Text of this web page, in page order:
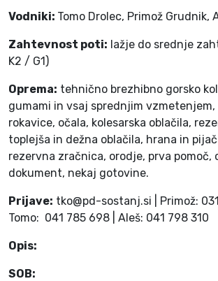
Vodniki: Tomo Drolec, Primož Grudnik,
Zahtevnost poti: lažje do srednje
K2 / G1)
Oprema: tehnično brezhibno gorsko
gumami in vsaj sprednjim vzmetenjem,
rokavice, očala, kolesarska oblačila,
toplejša in dežna oblačila, hrana in
rezervna zračnica, orodje, prva pomoč,
dokument, nekaj gotovine.
Prijave: tko@pd-sostanj.si | Primož: 031
Tomo: 041 785 698 | Aleš: 041 798 310
Opis:
SOB: